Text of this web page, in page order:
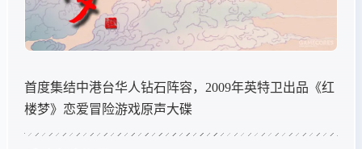
首度集结中港台华人钻石阵容，2009年英特卫出品《红
楼梦》恋爱冒险游戏原声大碟